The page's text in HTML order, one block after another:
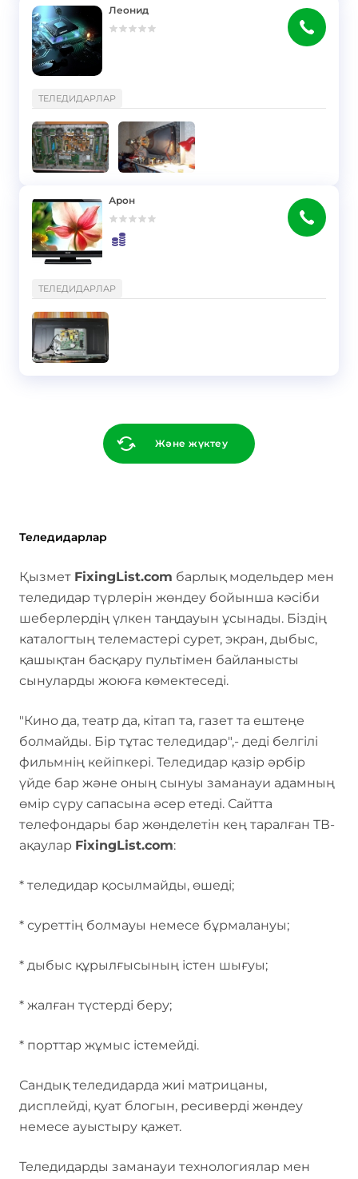
Леонид
ТЕЛЕДИДАРЛАР
Арон
ТЕЛЕДИДАРЛАР
Және жүктеу
Теледидарлар
Қызмет FixingList.com барлық модельдер мен
теледидар түрлерін жөндеу бойынша кәсіби
шеберлердің үлкен таңдауын ұсынады. Біздің
каталогтың телемастері сурет, экран, дыбыс,
қашықтан басқару пультімен байланысты
сынуларды жоюға көмектеседі.
"Кино да, театр да, кітап та, газет та ештеңе
болмайды. Бір тұтас теледидар",- деді белгілі
фильмнің кейіпкері. Теледидар қазір әрбір
үйде бар және оның сынуы заманауи адамның
өмір сүру сапасына әсер етеді. Сайтта
телефондары бар жөнделетін кең таралған ТВ-
ақаулар FixingList.com:
* теледидар қосылмайды, өшеді;
* суреттің болмауы немесе бұрмалануы;
* дыбыс құрылғысының істен шығуы;
* жалған түстерді беру;
* порттар жұмыс істемейді.
Сандық теледидарда жиі матрицаны,
дисплейді, қуат блогын, ресиверді жөндеу
немесе ауыстыру қажет.
Теледидарды заманауи технологиялар мен